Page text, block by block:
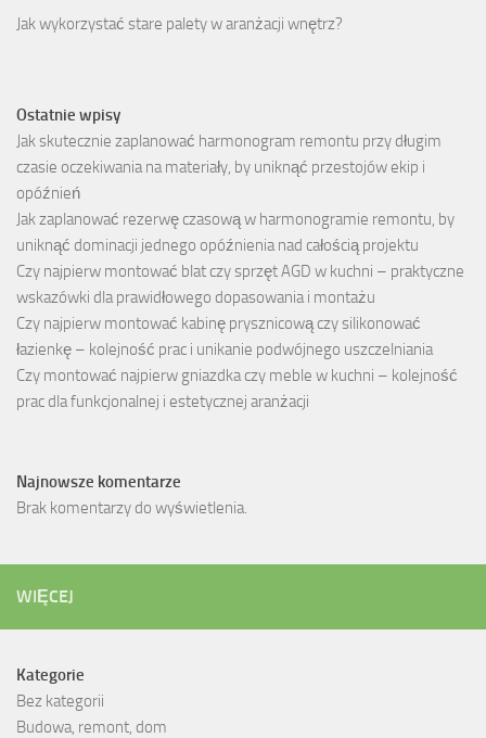
Jak wykorzystać stare palety w aranżacji wnętrz?
Ostatnie wpisy
Jak skutecznie zaplanować harmonogram remontu przy długim
czasie oczekiwania na materiały, by uniknąć przestojów ekip i
opóźnień
Jak zaplanować rezerwę czasową w harmonogramie remontu, by
uniknąć dominacji jednego opóźnienia nad całością projektu
Czy najpierw montować blat czy sprzęt AGD w kuchni – praktyczne
wskazówki dla prawidłowego dopasowania i montażu
Czy najpierw montować kabinę prysznicową czy silikonować
łazienkę – kolejność prac i unikanie podwójnego uszczelniania
Czy montować najpierw gniazdka czy meble w kuchni – kolejność
prac dla funkcjonalnej i estetycznej aranżacji
Najnowsze komentarze
Brak komentarzy do wyświetlenia.
WIĘCEJ
Kategorie
Bez kategorii
Budowa, remont, dom